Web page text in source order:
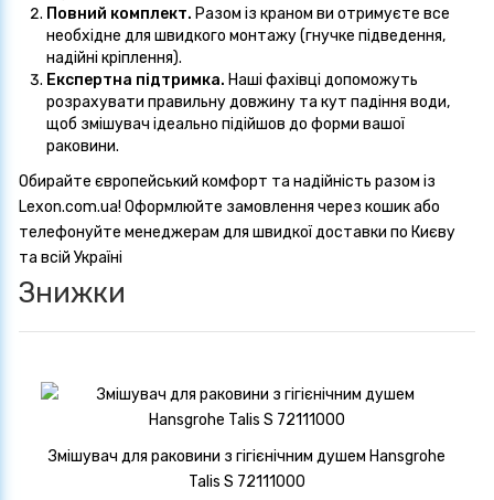
Повний комплект. Разом із краном ви отримуєте все
необхідне для швидкого монтажу (гнучке підведення,
надійні кріплення).
Експертна підтримка. Наші фахівці допоможуть
розрахувати правильну довжину та кут падіння води,
щоб змішувач ідеально підійшов до форми вашої
раковини.
Обирайте європейський комфорт та надійність разом із
Lexon.com.ua! Оформлюйте замовлення через кошик або
телефонуйте менеджерам для швидкої доставки по Києву
та всій Україні
Знижки
Змішувач для раковини з гігієнічним душем Hansgrohe
Talis S 72111000